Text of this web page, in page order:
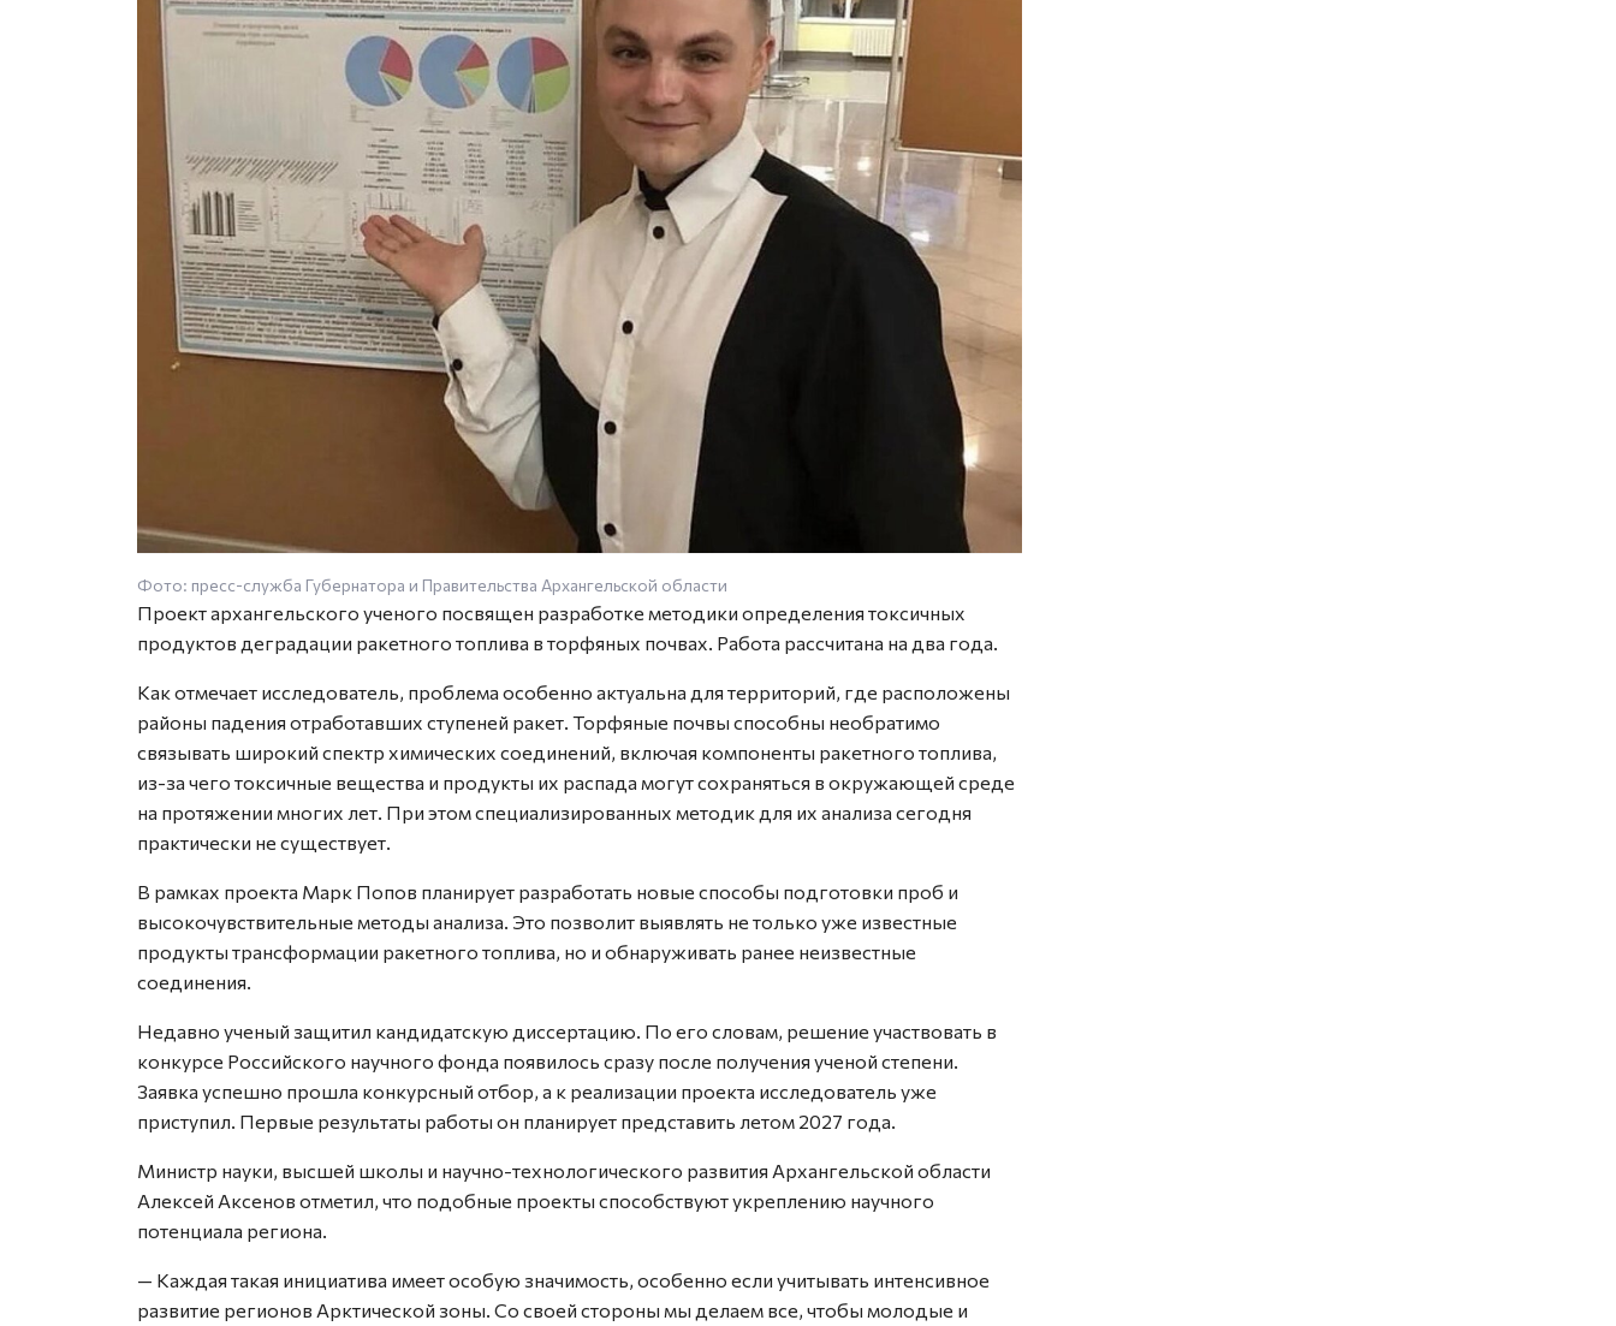
Фото: пресс-служба Губернатора и Правительства Архангельской области
Проект архангельского ученого посвящен разработке методики определения токсичных
продуктов деградации ракетного топлива в торфяных почвах. Работа рассчитана на два года.
Как отмечает исследователь, проблема особенно актуальна для территорий, где расположены
районы падения отработавших ступеней ракет. Торфяные почвы способны необратимо
связывать широкий спектр химических соединений, включая компоненты ракетного топлива,
из-за чего токсичные вещества и продукты их распада могут сохраняться в окружающей среде
на протяжении многих лет. При этом специализированных методик для их анализа сегодня
практически не существует.
В рамках проекта Марк Попов планирует разработать новые способы подготовки проб и
высокочувствительные методы анализа. Это позволит выявлять не только уже известные
продукты трансформации ракетного топлива, но и обнаруживать ранее неизвестные
соединения.
Недавно ученый защитил кандидатскую диссертацию. По его словам, решение участвовать в
конкурсе Российского научного фонда появилось сразу после получения ученой степени.
Заявка успешно прошла конкурсный отбор, а к реализации проекта исследователь уже
приступил. Первые результаты работы он планирует представить летом 2027 года.
Министр науки, высшей школы и научно-технологического развития Архангельской области
Алексей Аксенов отметил, что подобные проекты способствуют укреплению научного
потенциала региона.
— Каждая такая инициатива имеет особую значимость, особенно если учитывать интенсивное
развитие регионов Арктической зоны. Со своей стороны мы делаем все, чтобы молодые и